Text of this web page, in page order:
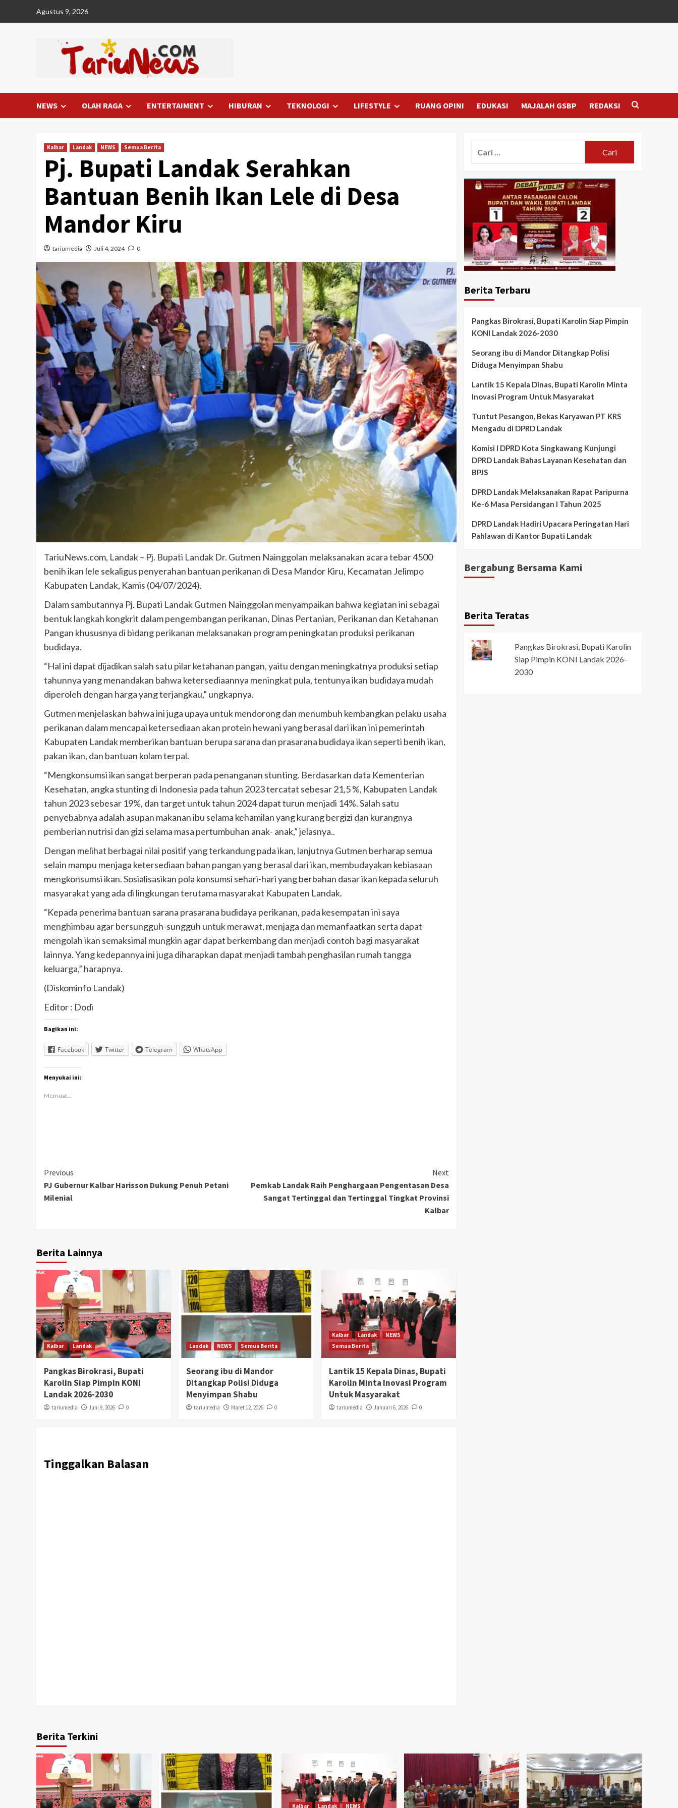
Agustus 9, 2026
NEWS OLAH RAGA ENTERTAIMENT HIBURAN TEKNOLOGI LIFESTYLE RUANG OPINI EDUKASI MAJALAH GSBP REDAKSI
Kalbar Landak NEWS Semua Berita
Pj. Bupati Landak Serahkan
Bantuan Benih Ikan Lele di Desa
Mandor Kiru
tariumedia Juli 4, 2024 0
TariuNews.com, Landak – Pj. Bupati Landak Dr. Gutmen Nainggolan melaksanakan acara tebar 4500
benih ikan lele sekaligus penyerahan bantuan perikanan di Desa Mandor Kiru, Kecamatan Jelimpo
Kabupaten Landak, Kamis (04/07/2024).
Dalam sambutannya Pj. Bupati Landak Gutmen Nainggolan menyampaikan bahwa kegiatan ini sebagai
bentuk langkah kongkrit dalam pengembangan perikanan, Dinas Pertanian, Perikanan dan Ketahanan
Pangan khususnya di bidang perikanan melaksanakan program peningkatan produksi perikanan
budidaya.
“Hal ini dapat dijadikan salah satu pilar ketahanan pangan, yaitu dengan meningkatnya produksi setiap
tahunnya yang menandakan bahwa ketersediaannya meningkat pula, tentunya ikan budidaya mudah
diperoleh dengan harga yang terjangkau,” ungkapnya.
Gutmen menjelaskan bahwa ini juga upaya untuk mendorong dan menumbuh kembangkan pelaku usaha
perikanan dalam mencapai ketersediaan akan protein hewani yang berasal dari ikan ini pemerintah
Kabupaten Landak memberikan bantuan berupa sarana dan prasarana budidaya ikan seperti benih ikan,
pakan ikan, dan bantuan kolam terpal.
“Mengkonsumsi ikan sangat berperan pada penanganan stunting. Berdasarkan data Kementerian
Kesehatan, angka stunting di Indonesia pada tahun 2023 tercatat sebesar 21,5 %, Kabupaten Landak
tahun 2023 sebesar 19%, dan target untuk tahun 2024 dapat turun menjadi 14%. Salah satu
penyebabnya adalah asupan makanan ibu selama kehamilan yang kurang bergizi dan kurangnya
pemberian nutrisi dan gizi selama masa pertumbuhan anak- anak,” jelasnya..
Dengan melihat berbagai nilai positif yang terkandung pada ikan, lanjutnya Gutmen berharap semua
selain mampu menjaga ketersediaan bahan pangan yang berasal dari ikan, membudayakan kebiasaan
mengkonsumsi ikan. Sosialisasikan pola konsumsi sehari-hari yang berbahan dasar ikan kepada seluruh
masyarakat yang ada di lingkungan terutama masyarakat Kabupaten Landak.
“Kepada penerima bantuan sarana prasarana budidaya perikanan, pada kesempatan ini saya
menghimbau agar bersungguh-sungguh untuk merawat, menjaga dan memanfaatkan serta dapat
mengolah ikan semaksimal mungkin agar dapat berkembang dan menjadi contoh bagi masyarakat
lainnya. Yang kedepannya ini juga diharapkan dapat menjadi tambah penghasilan rumah tangga
keluarga,” harapnya.
(Diskominfo Landak)
Editor : Dodi
Bagikan ini:
Facebook Twitter Telegram WhatsApp
Menyukai ini:
Memuat...
Continue
Reading
Previous
PJ Gubernur Kalbar Harisson Dukung Penuh Petani
Milenial
Next
Pemkab Landak Raih Penghargaan Pengentasan Desa
Sangat Tertinggal dan Tertinggal Tingkat Provinsi
Kalbar
Berita Lainnya
Kalbar Landak
Pangkas Birokrasi, Bupati
Karolin Siap Pimpin KONI
Landak 2026-2030
tariumedia Juni 9, 2026 0
Landak NEWS Semua Berita
Seorang ibu di Mandor
Ditangkap Polisi Diduga
Menyimpan Shabu
tariumedia Maret 12, 2026 0
Kalbar Landak
NEWS
Semua Berita
Lantik 15 Kepala Dinas, Bupati
Karolin Minta Inovasi Program
Untuk Masyarakat
tariumedia Januari 6, 2026 0
Tinggalkan Balasan
Berita Terbaru
Pangkas Birokrasi, Bupati Karolin Siap Pimpin
KONI Landak 2026-2030
Seorang ibu di Mandor Ditangkap Polisi
Diduga Menyimpan Shabu
Lantik 15 Kepala Dinas, Bupati Karolin Minta
Inovasi Program Untuk Masyarakat
Tuntut Pesangon, Bekas Karyawan PT KRS
Mengadu di DPRD Landak
Komisi I DPRD Kota Singkawang Kunjungi
DPRD Landak Bahas Layanan Kesehatan dan
BPJS
DPRD Landak Melaksanakan Rapat Paripurna
Ke-6 Masa Persidangan I Tahun 2025
DPRD Landak Hadiri Upacara Peringatan Hari
Pahlawan di Kantor Bupati Landak
Bergabung Bersama Kami
Berita Teratas
Pangkas Birokrasi, Bupati Karolin
Siap Pimpin KONI Landak 2026-
2030
Berita Terkini
Kalbar Landak NEWS